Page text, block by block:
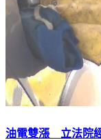
油電雙漲 立法院